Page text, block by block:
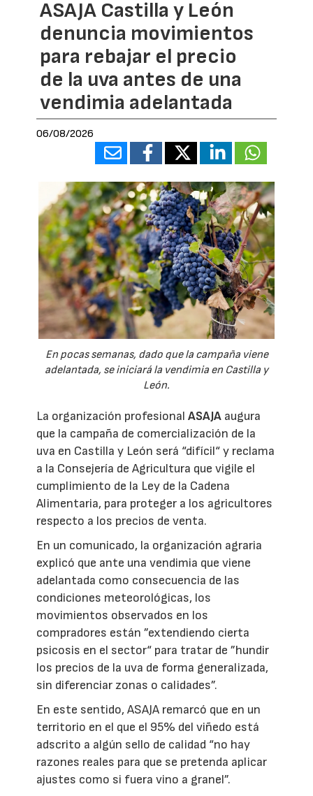
ASAJA Castilla y León
denuncia movimientos
para rebajar el precio
de la uva antes de una
vendimia adelantada
06/08/2026
En pocas semanas, dado que la campaña viene
adelantada, se iniciará la vendimia en Castilla y
León.
La organización profesionalASAJA augura
que la campaña de comercialización de la
uva en Castilla y León será “difícil“ y reclama
a la Consejería de Agricultura que vigile el
cumplimiento de la Ley de la Cadena
Alimentaria, para proteger a los agricultores
respecto a los precios de venta.
En un comunicado, la organización agraria
explicó que ante una vendimia que viene
adelantada como consecuencia de las
condiciones meteorológicas, los
movimientos observados en los
compradores están ”extendiendo cierta
psicosis en el sector“ para tratar de ”hundir
los precios de la uva de forma generalizada,
sin diferenciar zonas o calidades”.
En este sentido, ASAJA remarcó que en un
territorio en el que el 95% del viñedo está
adscrito a algún sello de calidad “no hay
razones reales para que se pretenda aplicar
ajustes como si fuera vino a granel”.